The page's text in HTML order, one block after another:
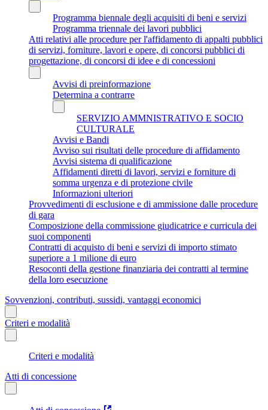
Programma biennale degli acquisiti di beni e servizi
Programma triennale dei lavori pubblici
Atti relativi alle procedure per l'affidamento di appalti pubblici
di servizi, forniture, lavori e opere, di concorsi pubblici di
progettazione, di concorsi di idee e di concessioni
Avvisi di preinformazione
Determina a contrarre
SERVIZIO AMMNISTRATIVO E SOCIO
CULTURALE
Avvisi e Bandi
Avviso sui risultati delle procedure di affidamento
Avvisi sistema di qualificazione
Affidamenti diretti di lavori, servizi e forniture di
somma urgenza e di protezione civile
Informazioni ulteriori
Provvedimenti di esclusione e di ammissione dalle procedure
di gara
Composizione della commissione giudicatrice e curricula dei
suoi componenti
Contratti di acquisto di beni e servizi di importo stimato
superiore a 1 milione di euro
Resoconti della gestione finanziaria dei contratti al termine
della loro esecuzione
Sovvenzioni, contributi, sussidi, vantaggi economici
Criteri e modalità
Criteri e modalità
Atti di concessione